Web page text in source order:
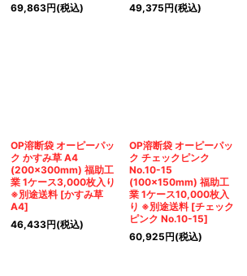
69,863円(税込)
49,375円(税込)
OP溶断袋 オーピーパッ
ク かすみ草 A4
(200×300mm) 福助工
業 1ケース3,000枚入り
※別途送料 [かすみ草
A4]
46,433円(税込)
OP溶断袋 オーピーパッ
ク チェックピンク
No.10-15
(100×150mm) 福助工
業 1ケース10,000枚入
り ※別途送料 [チェック
ピンク No.10-15]
60,925円(税込)